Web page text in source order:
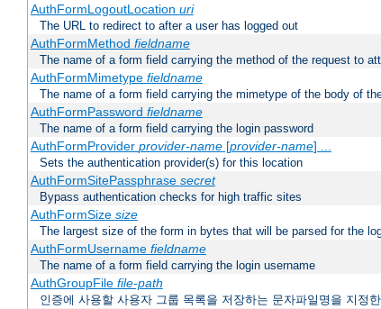
AuthFormLogoutLocation uri
The URL to redirect to after a user has logged out
AuthFormMethod fieldname
The name of a form field carrying the method of the request to
AuthFormMimetype fieldname
The name of a form field carrying the mimetype of the body of
AuthFormPassword fieldname
The name of a form field carrying the login password
AuthFormProvider provider-name[provider-name] ...
Sets the authentication provider(s) for this location
AuthFormSitePassphrase secret
Bypass authentication checks for high traffic sites
AuthFormSize size
The largest size of the form in bytes that will be parsed for the
AuthFormUsername fieldname
The name of a form field carrying the login username
AuthGroupFile file-path
인증에 사용할 사용자 그룹 목록을 저장하는 문자파일명을 지정